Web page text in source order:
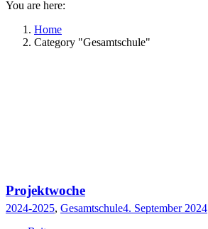
You are here:
Home
Category "Gesamtschule"
Projektwoche
2024-2025, Gesamtschule4. September 2024